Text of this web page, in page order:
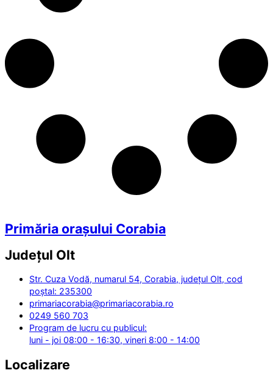
Primăria orașului Corabia
Județul Olt
Str. Cuza Vodă, numarul 54, Corabia, județul Olt, cod
poștal: 235300
primariacorabia@primariacorabia.ro
0249 560 703
Program de lucru cu publicul:
luni - joi 08:00 - 16:30, vineri 8:00 - 14:00
Localizare